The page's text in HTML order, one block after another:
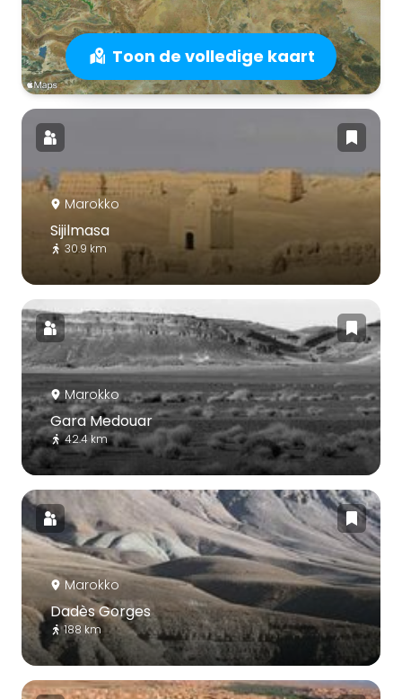
Toon de volledige kaart
Marokko
Sijilmasa
30.9 km
Marokko
Gara Medouar
42.4 km
Marokko
Dadès Gorges
188 km